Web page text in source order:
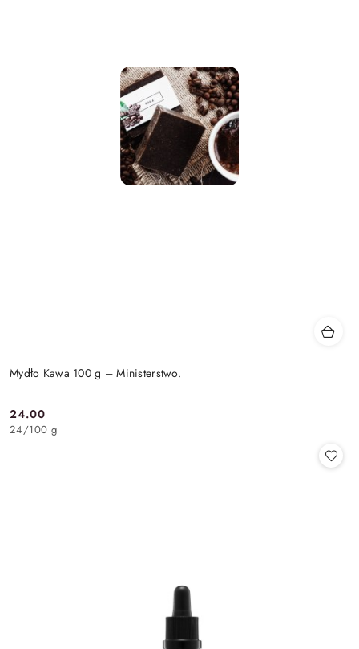
Mydło Kawa 100 g – Ministerstwo.
Cena:
24.00
24/100 g